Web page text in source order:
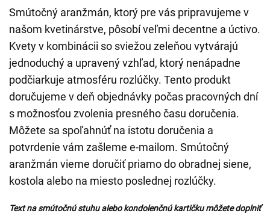
Smútočný aranžmán, ktorý pre vás pripravujeme v
našom kvetinárstve, pôsobí veľmi decentne a úctivo.
Kvety v kombinácii so sviežou zeleňou vytvárajú
jednoduchý a upravený vzhľad, ktorý nenápadne
podčiarkuje atmosféru rozlúčky. Tento produkt
doručujeme v deň objednávky počas pracovných dní
s možnosťou zvolenia presného času doručenia.
Môžete sa spoľahnúť na istotu doručenia a
potvrdenie vám zašleme e-mailom. Smútočný
aranžmán vieme doručiť priamo do obradnej siene,
kostola alebo na miesto poslednej rozlúčky.
Text na smútočnú stuhu alebo kondolenčnú kartičku môžete doplniť